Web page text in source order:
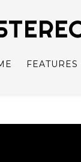
FEATURES